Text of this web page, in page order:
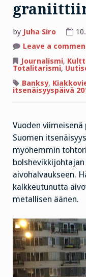
by Juha Siro
Leave a
Journalismi,
Totalitarismi,
Banksy,
itsenäisyyspäivä
Vuoden
Suomen
myöhemmin
aivohalvaukseen.
kalkkeutunutta
metallisen äänen.